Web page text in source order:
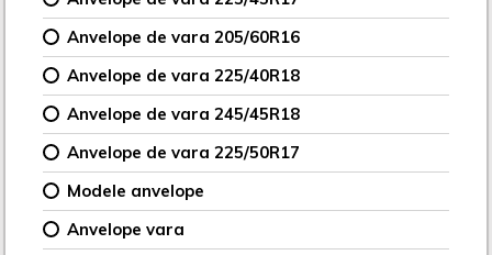
Anvelope de vara 205/60R16
Anvelope de vara 225/40R18
Anvelope de vara 245/45R18
Anvelope de vara 225/50R17
Modele anvelope
Anvelope vara